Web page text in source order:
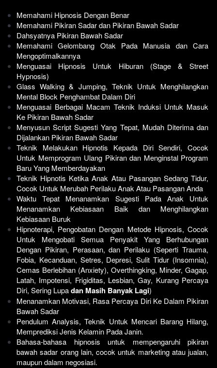
Memahami Hipnosis Dengan Benar
Memahami Pikiran Sadar dan Pikiran Bawah Sadar
Dahsyatnya Pikiran Bawah Sadar
Memahami Gelombang Otak Pada Manusia dan Cara
Mengoptimalkannya
Menguasai Hipnosis Untuk Hiburan (Stage & Street
Hypnosis)
Glass Walking & Jumping, Teknik Untuk Menghilangkan
Mental Block Penghambat Dalam Diri
Menguasai Berbagai Macam Teknik Induksi Untuk Masuk
Ke Pikiran Bawah Sadar
Menyusun Script Sugesti Yang Tepat, Mudah Diterima dan
Dijalankan Pikiran Bawah Sadar
Teknik Melakukan Hipnotis Kepada Diri Sendiri, Cocok
Untuk Memprogram Ulang Pikiran dan Menginstal Program
Baru Yang Memberdayakan
Teknik Hipnotis Ketika Anak Atau Pasangan Sedang Tidur,
Cocok Untuk Merubah Perilaku Anak Atau Pasangan Anda
Waktu Tepat Menanamkan Sugesti Pada Anak Untuk
Menanamkan Kebiasaan Baik dan Menghilangkan
Kebiasaan Buruk
Hipnoterapi, Pengobatan Dengan Metode Hipnosis, Cocok
Untuk Mengobati Semua Penyakit Yang Berhubungan
Dengan Pikiran, Perasaan, dan Perilaku (Seperti Trauma,
Fobia, Kecanduan, Setres, Depresi, Sulit Tidur (Insomnia),
Cemas Berlebihan (Anxiety), Overthingking, Minder, Gagap,
Latah, Impotensi, Frigiditas, Lesbian, Gay, Kurang Percaya
Diri, Sering Lupa dan Masih Banyak Lagi)
Menanamkan Motivasi, Rasa Percaya Diri Ke Dalam Pikiran
Bawah Sadar
Pendulum Analysis, Teknik Untuk Mencari Barang Hilang,
Memprediksi Jenis Kelamin Pada Janin.
Bahasa-bahasa hipnosis untuk mempengaruhi pikiran
bawah sadar orang lain, cocok untuk marketing atau jualan,
maupun dalam negosiasi.